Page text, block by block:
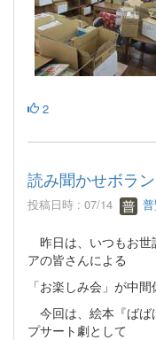
2
読み聞かせボラ
投稿日時 : 07/14
昨日は、いつもお世
アの皆さんによる
「お楽しみ会」が中
今回は、絵本『ばば
プサート劇として